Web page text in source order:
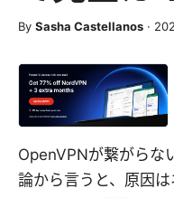
By Sasha Castellanos ·
OpenVPNが繋がらな
論から言うと、原因